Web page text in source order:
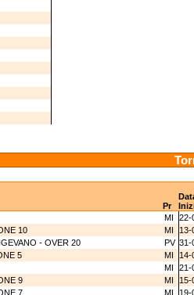
Pr
MI
22-
10 MI
13-
- OVER 20 PV 31-
5 MI
14-
MI
21-
9 MI
15-
7 MI 19-